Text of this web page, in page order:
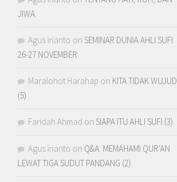
JIWA
Agus irianto on SEMINAR DUNIA AHLI SUFI
26-27 NOVEMBER
Maralohot Harahap on KITA TIDAK WUJUD
(5)
Faridah Ahmad on SIAPA ITU AHLI SUFI (3)
Agus irianto on Q&A: MEMAHAMI QUR’AN
LEWAT TIGA SUDUT PANDANG (2)